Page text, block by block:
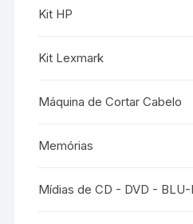
Kit HP
Kit Lexmark
Máquina de Cortar Cabelo
Memórias
Mídias de CD - DVD - BLU-